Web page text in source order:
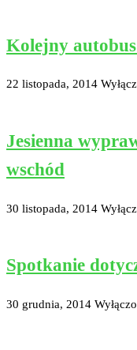
Kolejny
22 listopada, 2014
Jesienna
wschód
30 listopada, 2014
Spotkanie
30 grudnia, 2014